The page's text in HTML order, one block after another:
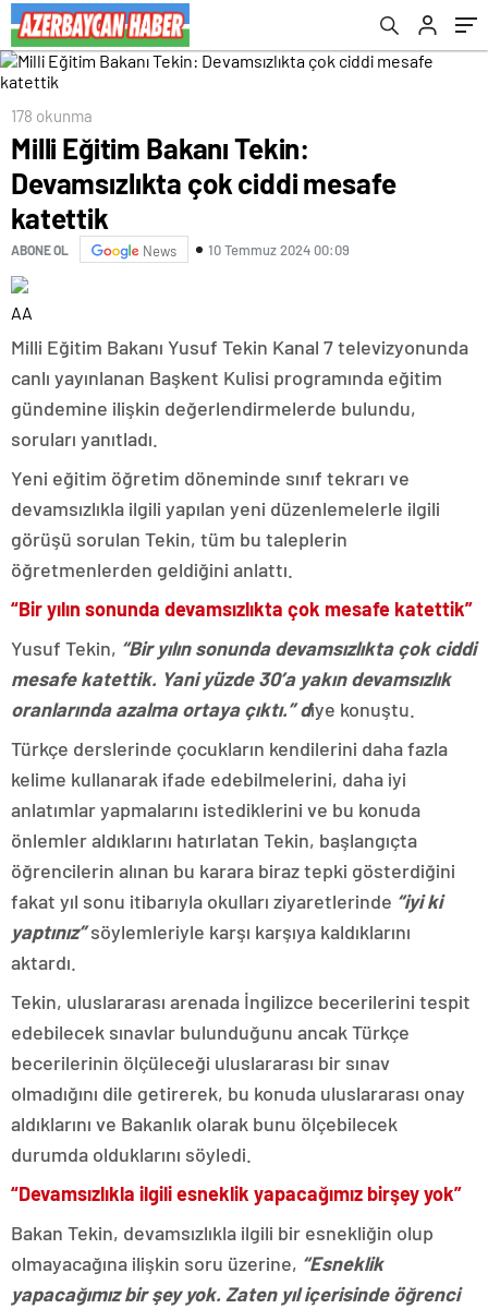
178 okunma
Milli Eğitim Bakanı Tekin:
Devamsızlıkta çok ciddi mesafe
katettik
ABONE OL News 10 Temmuz 2024 00:09
AA
Milli Eğitim Bakanı Yusuf Tekin Kanal 7 televizyonunda
canlı yayınlanan Başkent Kulisi programında eğitim
gündemine ilişkin değerlendirmelerde bulundu,
soruları yanıtladı.
Yeni eğitim öğretim döneminde sınıf tekrarı ve
devamsızlıkla ilgili yapılan yeni düzenlemelerle ilgili
görüşü sorulan Tekin, tüm bu taleplerin
öğretmenlerden geldiğini anlattı.
“Bir yılın sonunda devamsızlıkta çok mesafe katettik”
Yusuf Tekin, “Bir yılın sonunda devamsızlıkta çok ciddi
mesafe katettik. Yani yüzde 30’a yakın devamsızlık
oranlarında azalma ortaya çıktı.” diye konuştu.
Türkçe derslerinde çocukların kendilerini daha fazla
kelime kullanarak ifade edebilmelerini, daha iyi
anlatımlar yapmalarını istediklerini ve bu konuda
önlemler aldıklarını hatırlatan Tekin, başlangıçta
öğrencilerin alınan bu karara biraz tepki gösterdiğini
fakat yıl sonu itibarıyla okulları ziyaretlerinde “iyi ki
yaptınız”söylemleriyle karşı karşıya kaldıklarını
aktardı.
Tekin, uluslararası arenada İngilizce becerilerini tespit
edebilecek sınavlar bulunduğunu ancak Türkçe
becerilerinin ölçüleceği uluslararası bir sınav
olmadığını dile getirerek, bu konuda uluslararası onay
aldıklarını ve Bakanlık olarak bunu ölçebilecek
durumda olduklarını söyledi.
“Devamsızlıkla ilgili esneklik yapacağımız birşey yok”
Bakan Tekin, devamsızlıkla ilgili bir esnekliğin olup
olmayacağına ilişkin soru üzerine, “Esneklik
yapacağımız bir şey yok. Zaten yıl içerisinde öğrenci